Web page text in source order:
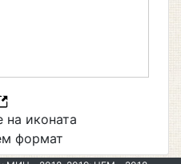
на иконата
формат